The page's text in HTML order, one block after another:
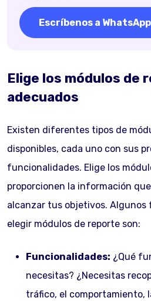
Escríbenos a WhatsApp
Elige los módulos de
adecuados
Existen diferentes tipos de
disponibles, cada uno con sus
funcionalidades. Elige los
proporcionen la información
alcanzar tus objetivos. Algunos
elegir módulos de reporte son:
Funcionalidades: ¿Qué
necesitas? ¿Necesitas
tráfico, el comportamiento,